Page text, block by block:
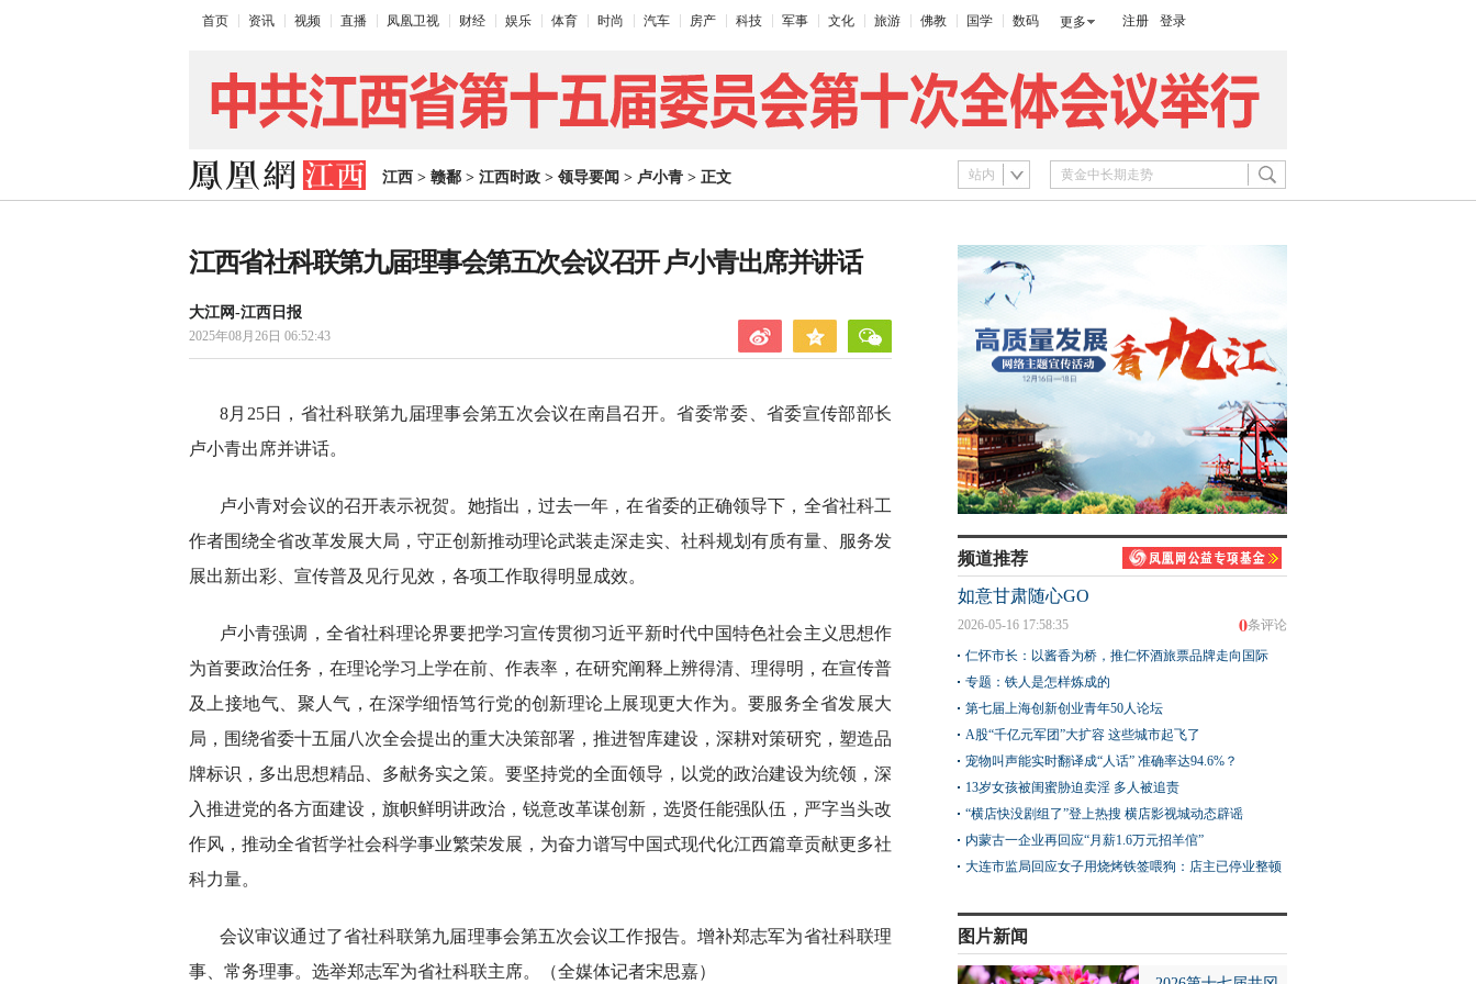
首页 资讯 视频 直播 凤凰卫视 财经 娱乐 体育 时尚 汽车 房产 科技 军事 文化 旅游 佛教 国学 数码 更多 注册 登录
江西 > 赣鄱 > 江西时政 > 领导要闻 > 卢小青 > 正文 站内
江西省社科联第九届理事会第五次会议召开 卢小青出席并讲话
大江网-江西日报
2025年08月26日 06:52:43
8月25日，省社科联第九届理事会第五次会议在南昌召开。省委常委、省委宣传部部长
卢小青出席并讲话。
卢小青对会议的召开表示祝贺。她指出，过去一年，在省委的正确领导下，全省社科工
作者围绕全省改革发展大局，守正创新推动理论武装走深走实、社科规划有质有量、服务发
展出新出彩、宣传普及见行见效，各项工作取得明显成效。
卢小青强调，全省社科理论界要把学习宣传贯彻习近平新时代中国特色社会主义思想作
为首要政治任务，在理论学习上学在前、作表率，在研究阐释上辨得清、理得明，在宣传普
及上接地气、聚人气，在深学细悟笃行党的创新理论上展现更大作为。要服务全省发展大
局，围绕省委十五届八次全会提出的重大决策部署，推进智库建设，深耕对策研究，塑造品
牌标识，多出思想精品、多献务实之策。要坚持党的全面领导，以党的政治建设为统领，深
入推进党的各方面建设，旗帜鲜明讲政治，锐意改革谋创新，选贤任能强队伍，严字当头改
作风，推动全省哲学社会科学事业繁荣发展，为奋力谱写中国式现代化江西篇章贡献更多社
科力量。
会议审议通过了省社科联第九届理事会第五次会议工作报告。增补郑志军为省社科联理
事、常务理事。选举郑志军为省社科联主席。（全媒体记者宋思嘉）
频道推荐
如意甘肃随心GO
0条评论
2026-05-16 17:58:35
仁怀市长：以酱香为桥，推仁怀酒旅票品牌走向国际
专题：铁人是怎样炼成的
第七届上海创新创业青年50人论坛
A股“千亿元军团”大扩容 这些城市起飞了
宠物叫声能实时翻译成“人话” 准确率达94.6%？
13岁女孩被闺蜜胁迫卖淫 多人被追责
“横店快没剧组了”登上热搜 横店影视城动态辟谣
内蒙古一企业再回应“月薪1.6万元招羊倌”
大连市监局回应女子用烧烤铁签喂狗：店主已停业整顿
图片新闻